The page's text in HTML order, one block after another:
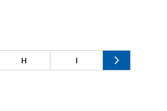
H I